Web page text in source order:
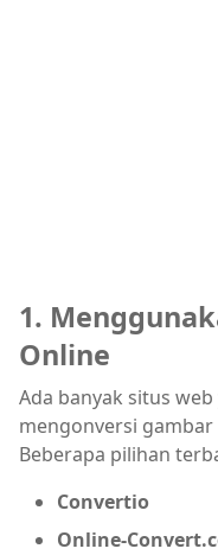
1.
Online
Ada banyak situs
mengonversi gambar
Beberapa pilihan
Convertio
Online-